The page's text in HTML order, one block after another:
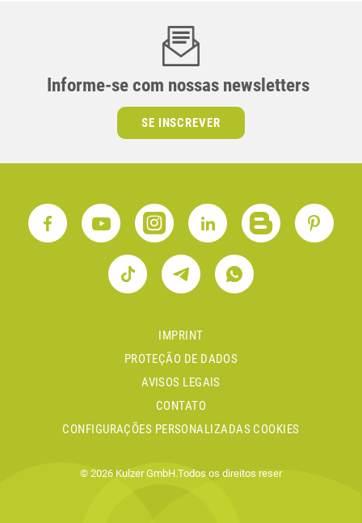
Informe-se com nossas newsletters
SE INSCREVER
IMPRINT
PROTEÇÃO DE DADOS
AVISOS LEGAIS
CONTATO
CONFIGURAÇÕES PERSONALIZADAS COOKIES
© 2026 Kulzer GmbH.Todos os direitos reser